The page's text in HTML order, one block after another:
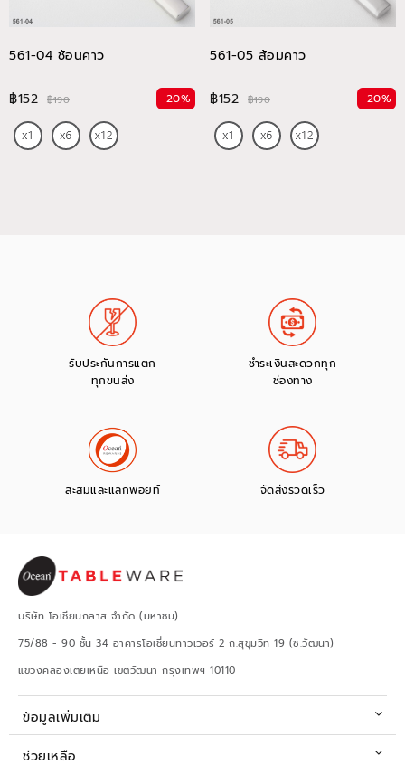
561-04 ช้อนคาว
฿152 ฿190 -20%
561-05 ส้อมคาว
฿152 ฿190 -20%
รับประกันการแตก
ทุกขนส่ง
ชำระเงินสะดวกทุก
ช่องทาง
สะสมและแลกพอยท์ จัดส่งรวดเร็ว
บริษัท โอเชียนกลาส จำกัด (มหาชน)
75/88 - 90 ชั้น 34 อาคารโอเชี่ยนทาวเวอร์ 2 ถ.สุขุมวิท 19 (ซ.วัฒนา)
แขวงคลองเตยเหนือ เขตวัฒนา กรุงเทพฯ 10110
ข้อมูลเพิ่มเติม
ช่วยเหลือ